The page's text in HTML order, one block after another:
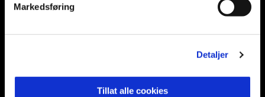
Markedsføring
Detaljer
Tillat alle cookies
E-post
Twitter